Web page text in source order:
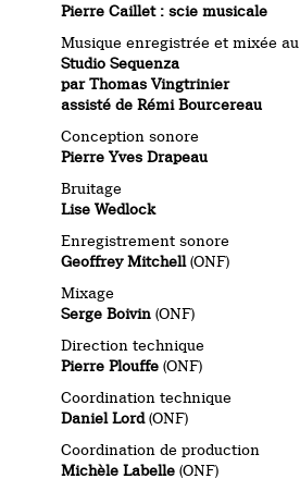
Pierre Caillet : scie musicale
Musique enregistrée et mixée au
Studio Sequenza
par Thomas Vingtrinier
assisté de Rémi Bourcereau
Conception sonore
Pierre Yves Drapeau
Bruitage
Lise Wedlock
Enregistrement sonore
Geoffrey Mitchell(ONF)
Mixage
Serge Boivin (ONF)
Direction technique
Pierre Plouffe (ONF)
Coordination technique
Daniel Lord(ONF)
Coordination de production
Michèle Labelle (ONF)